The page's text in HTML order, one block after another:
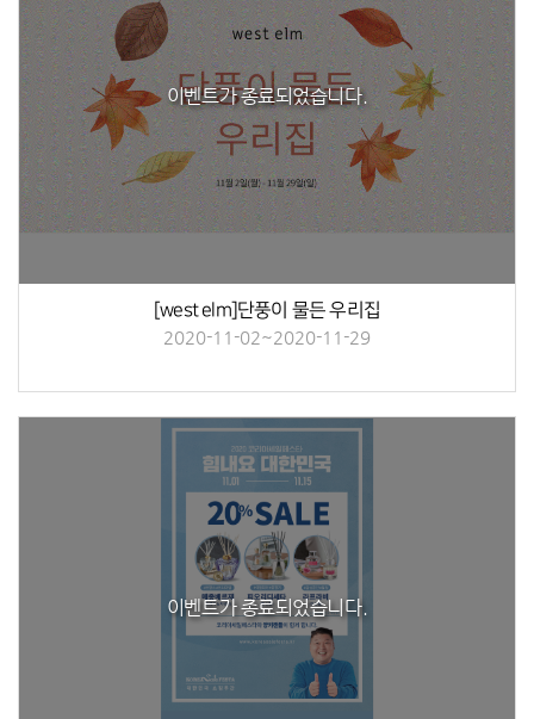
이벤트가 종료되었습니다.
[west elm]단풍이 물든 우리집
2020-11-02~2020-11-29
이벤트가 종료되었습니다.